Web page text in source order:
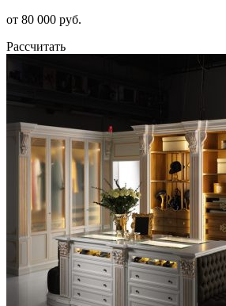
от 80 000 руб.
Рассчитать